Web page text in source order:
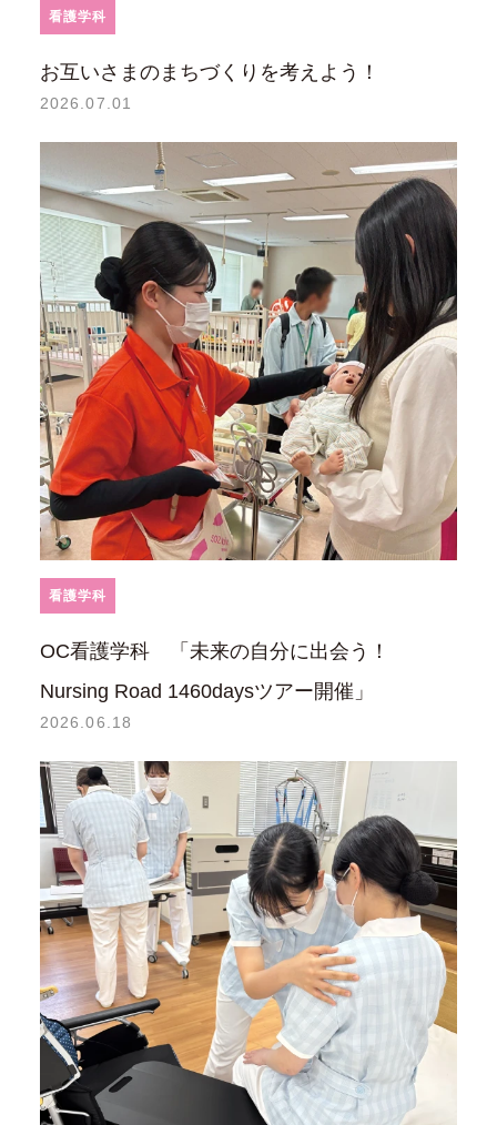
看護学科
お互いさまのまちづくりを考えよう！
2026.07.01
看護学科
OC看護学科 「未来の自分に出会う！
Nursing Road 1460daysツアー開催」
2026.06.18